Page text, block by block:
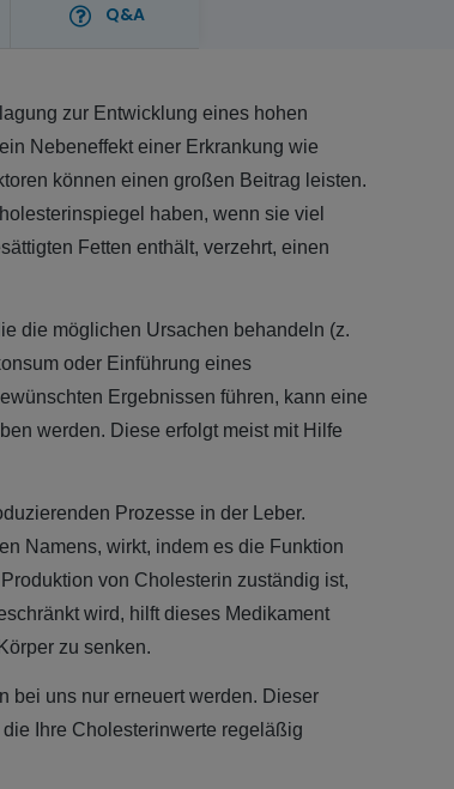
Q&A
zur Entwicklung eines hohen
Nebeneffekt einer Erkrankung wie
können einen großen Beitrag leisten.
haben, wenn sie viel
Fetten enthält, verzehrt, einen
die möglichen Ursachen behandeln (z.
oder Einführung eines
Ergebnissen führen, kann eine
werden. Diese erfolgt meist mit Hilfe
Prozesse in der Leber.
Namens, wirkt, indem es die Funktion
von Cholesterin zuständig ist,
wird, hilft dieses Medikament
zu senken.
bei uns nur erneuert werden. Dieser
Ihre Cholesterinwerte regeläßig